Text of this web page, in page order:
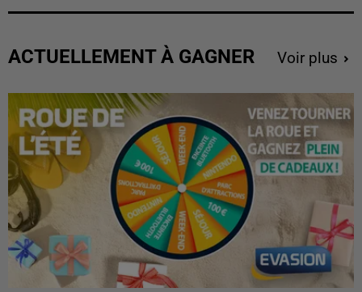
ACTUELLEMENT À GAGNER Voir plus